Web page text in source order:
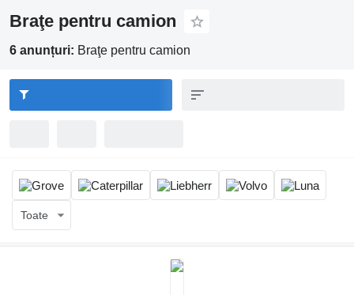
Braţe pentru camion
6 anunțuri: Braţe pentru camion
Toate